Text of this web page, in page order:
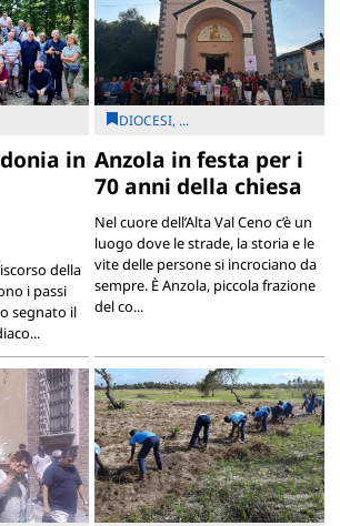
in
della
i passi
segnato il
DIOCESI, ...
Anzola in festa per i
70 anni della chiesa
Nel cuore dell’Alta Val Ceno c’è un
luogo dove le strade, la storia e le
vite delle persone si incrociano da
sempre. È Anzola, piccola frazione
del co...